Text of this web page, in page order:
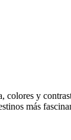
y
más